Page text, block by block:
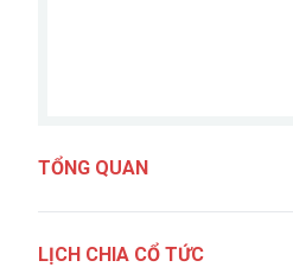
TỔNG QUAN
LỊCH CHIA CỔ TỨC